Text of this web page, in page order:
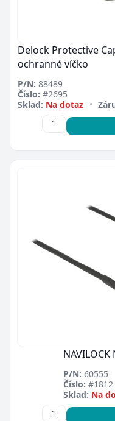
Zavřít
Delock Protective
ochranné víčko
P/N: 88489
Číslo: #2695
Sklad: Na dotaz •
P/N: 60555
Číslo: #1812
Sklad: Na